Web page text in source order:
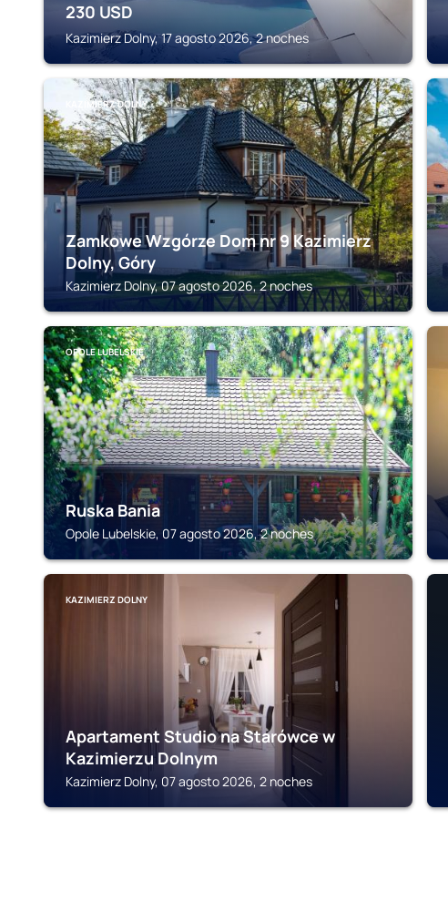
230 USD
Kazimierz Dolny, 17 agosto 2026, 2 noches
KAZIMIERZ DOLNY
Zamkowe Wzgórze Dom nr 9 Kazimierz
Dolny, Góry
Kazimierz Dolny, 07 agosto 2026, 2 noches
OPOLE LUBELSKIE
Ruska Bania
Opole Lubelskie, 07 agosto 2026, 2 noches
KAZIMIERZ DOLNY
Apartament Studio na Starówce w
Kazimierzu Dolnym
Kazimierz Dolny, 07 agosto 2026, 2 noches